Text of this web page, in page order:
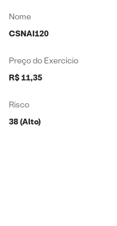
Nome
CSNAI120
Preço do Exercício
R$ 11,35
Risco
38 (Alto)